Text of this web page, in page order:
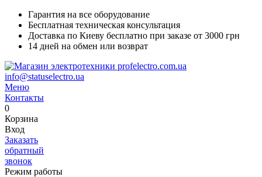
Гарантия на все оборудование
Бесплатная техническая консультация
Доставка по Киеву бесплатно при заказе от 3000 грн
14 дней на обмен или возврат
info@statuselectro.ua
Меню
Контакты
0
Корзина
Вход
Заказать
обратный
звонок
Режим работы